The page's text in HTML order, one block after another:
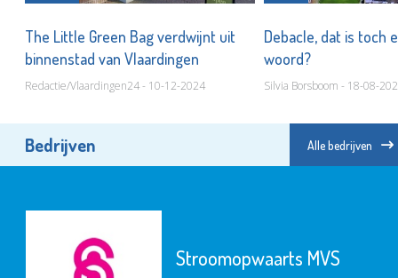
The Little Green Bag verdwijnt uit
binnenstad van Vlaardingen
Redactie/Vlaardingen24 - 10-12-2024
Debacle, dat is toch
woord?
Silvia Borsboom - 18-08-
Bedrijven Alle bedrijven
Stroomopwaarts MVS